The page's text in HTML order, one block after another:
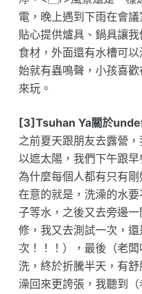
電，晚上遇到下雨在會
貼心提供爐具、鍋具讓
食材，外面還有水槽可
始就有蟲鳴聲，小孩喜
來玩。
[3]Tsuhan Ya關於
之前夏天跟朋友去露營
以遮太陽，我們下午跟
為什麼每個人都有只有
在意的就是，洗澡的水
子等水，之後又去旁邊
修，我又去測試一次，
次！！！），最後（老
洗，終於折騰半天，有
澡回來更誇張，我聽到